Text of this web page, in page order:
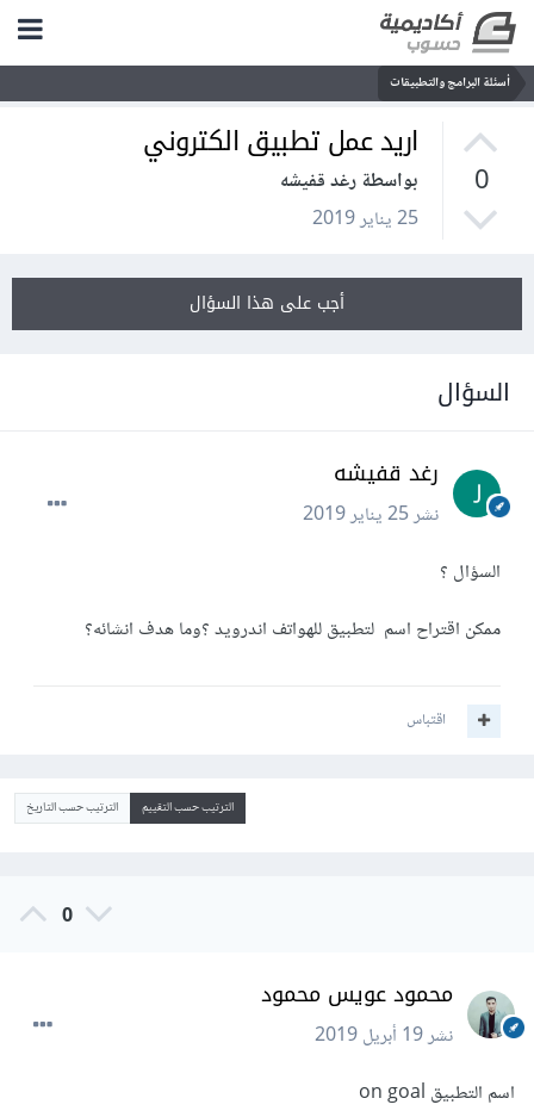
أسئلة البرامج والتطبيقات
0
اريد عمل تطبيق الكتروني
بواسطة رغد قفيشه
25 يناير 2019
أجب على هذا السؤال
السؤال
رغد قفيشه
نشر25 يناير 2019
السؤال ؟
ممكن اقتراح اسم لتطبيق للهواتف اندرويد ؟وما هدف انشائه؟
اقتباس
الترتيب حسب التقييم الترتيب حسب التاريخ
0
محمود عويس محمود
نشر19 أبريل 2019
اسم التطبيق on goal